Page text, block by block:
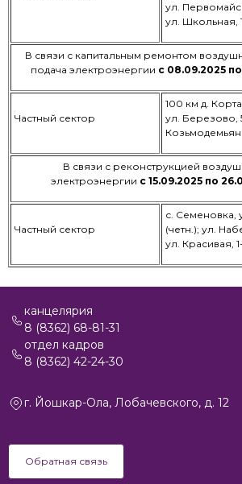
ул.
ул. Школьная,
В связи с капитальным ремонтом
подача электроэнергии с 08.09.2025
Частный сектор
100 км д.
ул. Березово,
В связи с реконструкцией
электроэнергии с 15.09.2025 по
Частный сектор
с. Семеновка,
(четн.); ул.
ул. Красивая,
канцелярия
8 (8362) 68-81-31
отдел кадров
8 (8362) 42-24-30
г. Йошкар-Ола, Лобачевского, д. 12
Обратная связь